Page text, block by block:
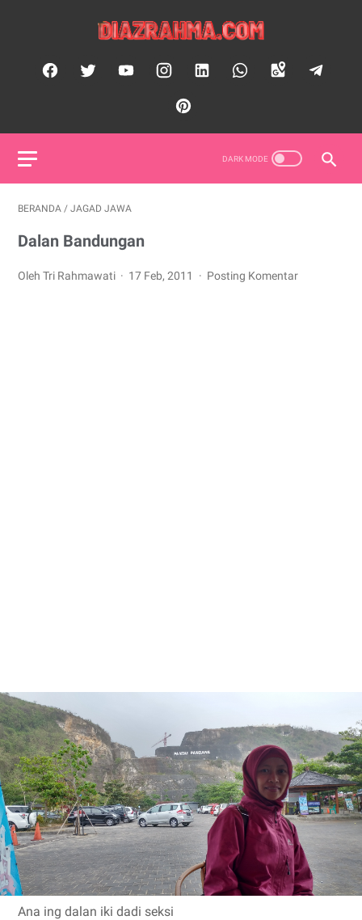
BERANDA / JAGAD JAWA
Dalan Bandungan
Oleh Tri Rahmawati 17 Feb, 2011 Posting Komentar
Ana ing dalan iki dadi seksi